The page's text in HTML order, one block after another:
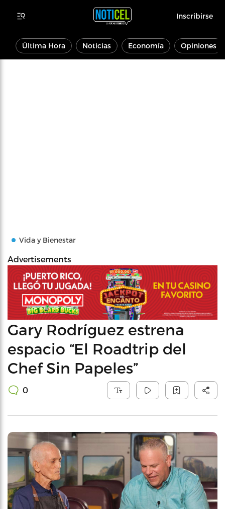
Inscribirse
Última Hora Noticias Economía Opiniones
Vida y Bienestar
Advertisements
Gary Rodríguez estrena
espacio “El Roadtrip del
Chef Sin Papeles”
0